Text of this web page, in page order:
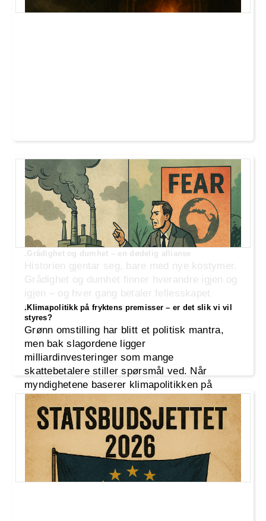
.Grådighet og dumhet – en dødelig allianse
Historien gjentar seg, bare med nye kostymer.
Grådighet og dumhet finner hverandre igjen og
igjen – og hver gang betaler fellesskapet
prisen.
.Klimapolitikk på fryktens premisser – er det slik vi vil
styres?
Grønn omstilling har blitt et politisk mantra,
men bak slagordene ligger
milliardinvesteringer som mange
skattebetalere stiller spørsmål ved. Når
myndighetene baserer klimapolitikken på
worst-case-scenarioer og fryktretorikk,
svekkes tilliten – og behovet for en ærlig,
faktabasert debatt blir desto viktigere.